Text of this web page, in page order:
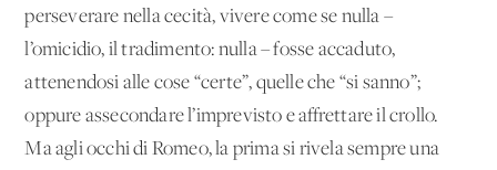
perseverare nella cecità, vivere come se nulla –
l’omicidio, il tradimento: nulla – fosse accaduto,
attenendosi alle cose “certe”, quelle che “si sanno”;
oppure assecondare l’imprevisto e affrettare il crollo.
Ma agli occhi di Romeo, la prima si rivela sempre una